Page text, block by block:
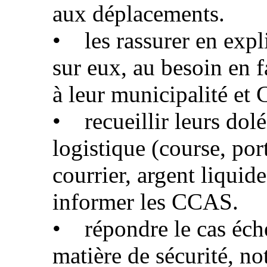
aux déplacements.
• les rassurer en
sur eux, au besoin en
à leur municipalité et
• recueillir leurs
logistique (course,
courrier, argent
informer les CCAS.
• répondre le cas
matière de sécurité,